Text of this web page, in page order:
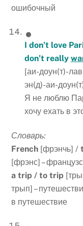
ошибочный
I don’t love
don’t really
[аи-доун(т)-
эн(д)-аи-
Я не люблю
хочу ехать в
Словарь:
French [фрэнчь] /
[фрэнс] –
a trip / to trip
трып] –
в путешествие